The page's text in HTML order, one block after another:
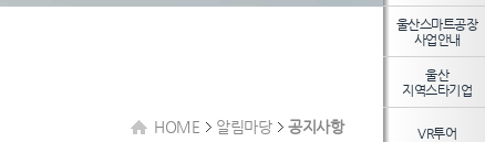
HOME 알림마당 공지사항
울산스마트공장
사업안내
울산
지역스타기업
VR투어